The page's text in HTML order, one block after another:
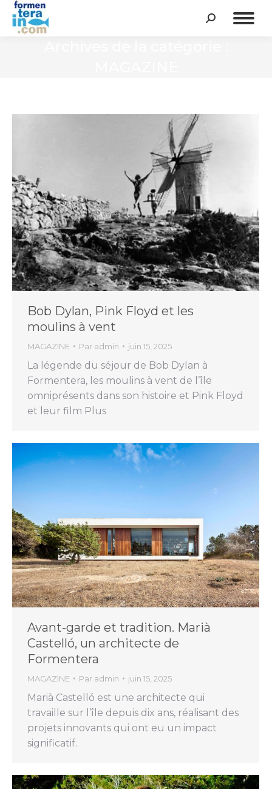
Recherche
Bob Dylan, Pink Floyd et les
moulins à vent
MAGAZINE Par admin juin 15, 2025
La légende du séjour de Bob Dylan à
Formentera, les moulins à vent de l’île
omniprésents dans son histoire et Pink Floyd
et leur film Plus
Avant-garde et tradition. Marià
Castelló, un architecte de
Formentera
MAGAZINE Par admin juin 15, 2025
Marià Castelló est une architecte qui
travaille sur l’île depuis dix ans, réalisant des
projets innovants qui ont eu un impact
significatif.